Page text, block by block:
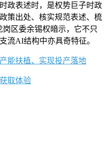
政表述时，是权势巨子时政
策出处、核实规范表述、梳
区委余锡权暗示，它不只
流AI结构中亦具奇特征。
能扶植、实现投产落地
取体验